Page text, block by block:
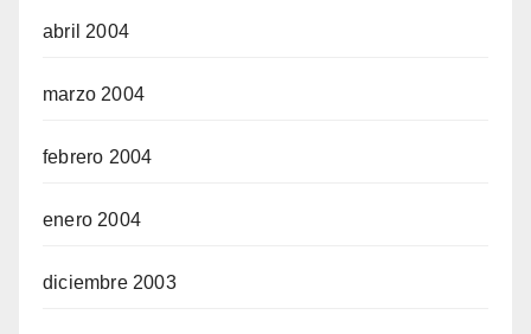
abril 2004
marzo 2004
febrero 2004
enero 2004
diciembre 2003